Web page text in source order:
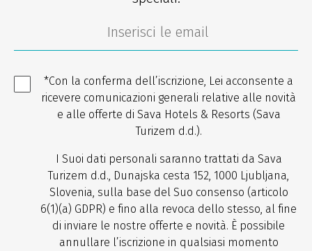
*Con la conferma dell’iscrizione, Lei acconsente a
ricevere comunicazioni generali relative alle novità
e alle offerte di Sava Hotels & Resorts (Sava
Turizem d.d.).
I Suoi dati personali saranno trattati da Sava
Turizem d.d., Dunajska cesta 152, 1000 Ljubljana,
Slovenia, sulla base del Suo consenso (articolo
6(1)(a) GDPR) e fino alla revoca dello stesso, al fine
di inviare le nostre offerte e novità. È possibile
annullare l’iscrizione in qualsiasi momento